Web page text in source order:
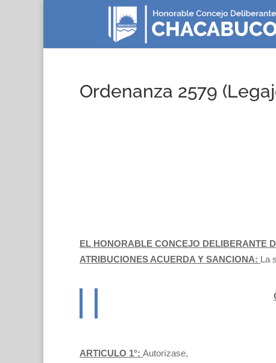
Ordenanza 2579
EL HONORABLE CONCEJO DELIBERANTE
ATRIBUCIONES ACUERDA Y SANCIONA: La
ARTICULO 1°: Autorízase,